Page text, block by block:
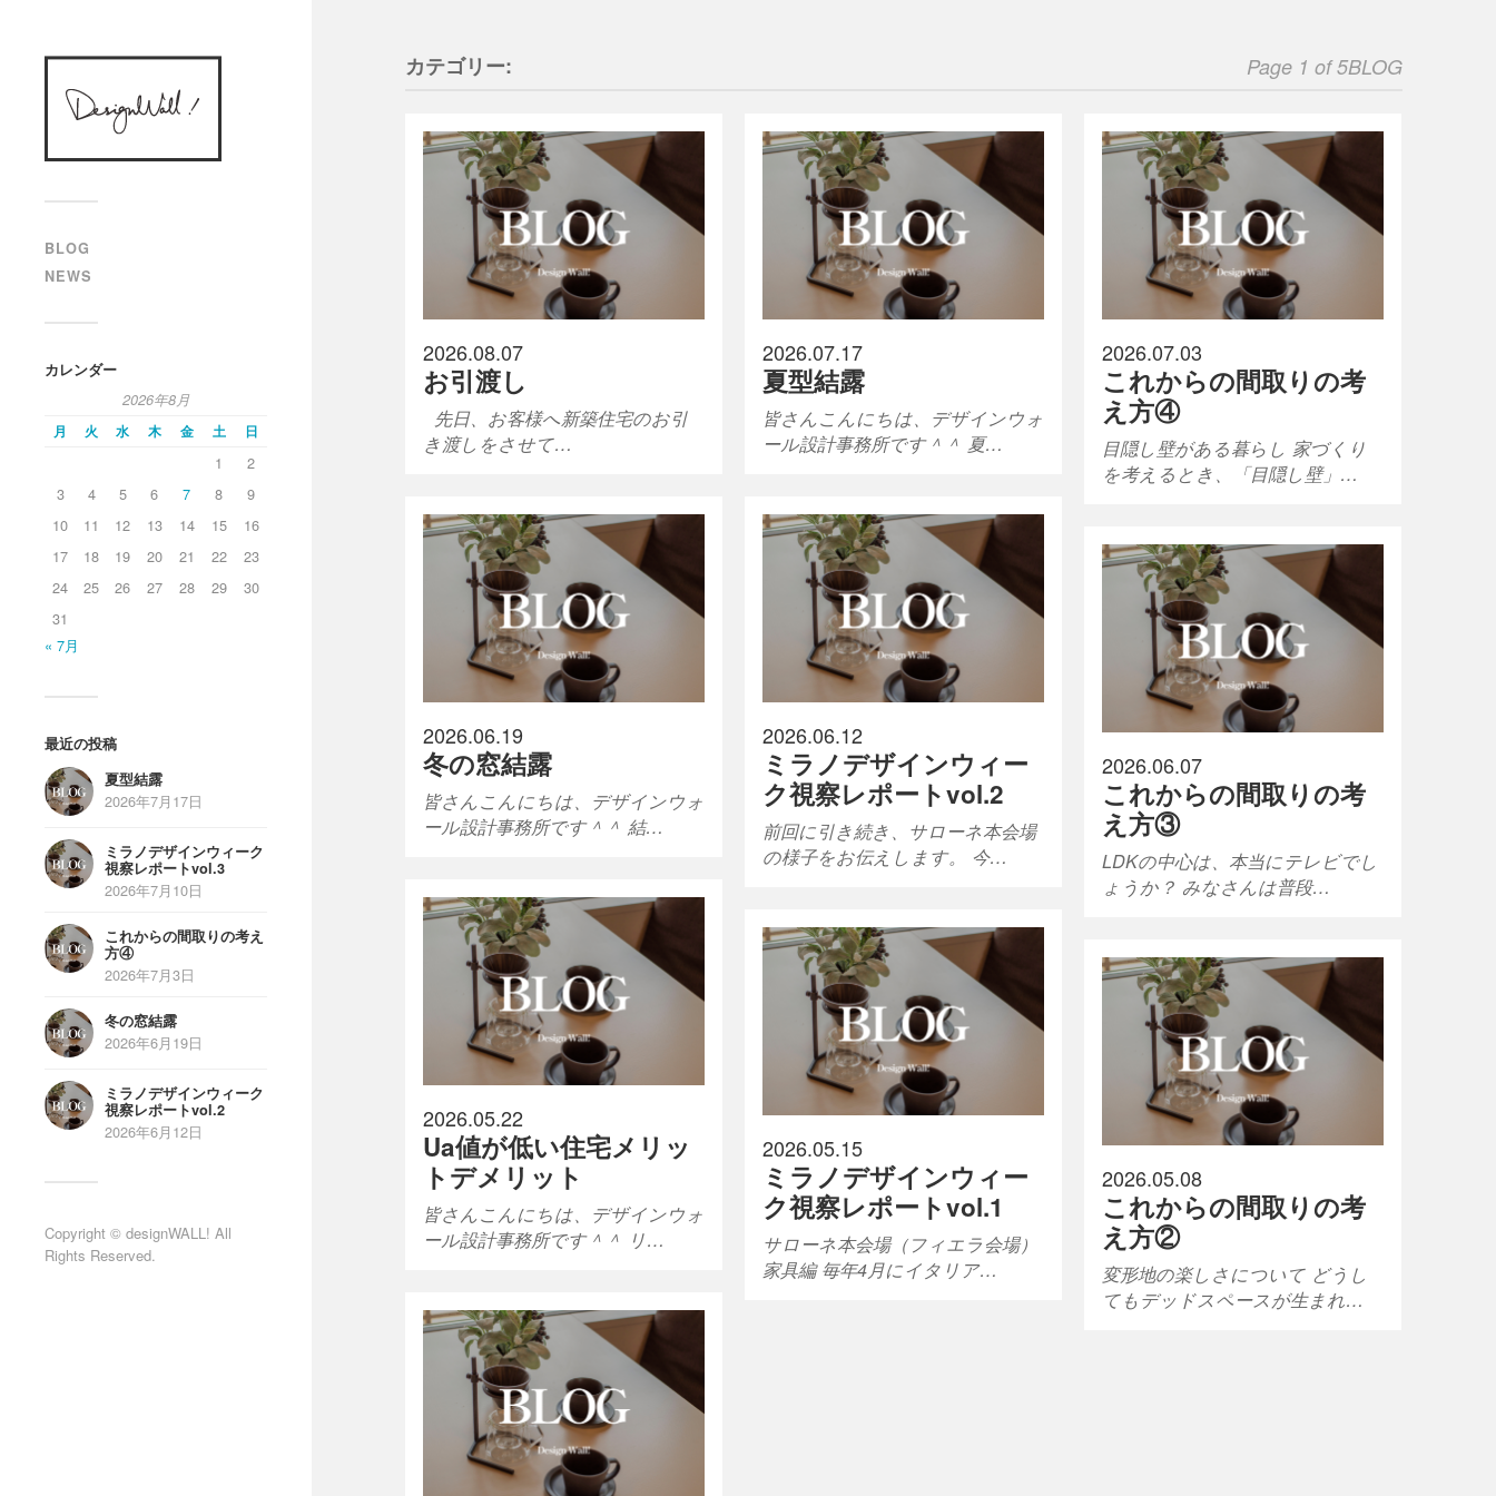
BLOG
NEWS
カレンダー
2026年8月
月 火 水 木 金 土 日
1
2
3
4 5 6 7 8
9
10
11 12 13 14 15
16
17
18 19 20 21 22
23
24
25 26 27 28 29
30
31
« 7月
最近の投稿
夏型結露
2026年7月17日
ミラノデザインウィーク
視察レポートvol.3
2026年7月10日
これからの間取りの考え
方④
2026年7月3日
冬の窓結露
2026年6月19日
ミラノデザインウィーク
視察レポートvol.2
2026年6月12日
Copyright © designWALL! All
Rights Reserved.
カテゴリー: BLOG
Page 1 of 5
2026.08.07
お引渡し
先日、お客様へ新築住宅のお引
き渡しをさせて…
2026.07.17
夏型結露
皆さんこんにちは、デザインウォ
ール設計事務所です＾＾ 夏…
2026.07.03
これからの間取りの考
え方④
目隠し壁がある暮らし 家づくり
を考えるとき、「目隠し壁」…
2026.06.19
冬の窓結露
皆さんこんにちは、デザインウォ
ール設計事務所です＾＾ 結…
2026.06.12
ミラノデザインウィー
ク視察レポートvol.2
前回に引き続き、サローネ本会場
の様子をお伝えします。 今…
2026.06.07
これからの間取りの考
え方③
LDKの中心は、本当にテレビでし
ょうか？ みなさんは普段…
2026.05.22
Ua値が低い住宅メリッ
トデメリット
皆さんこんにちは、デザインウォ
ール設計事務所です＾＾ リ…
2026.05.15
ミラノデザインウィー
ク視察レポートvol.1
サローネ本会場（フィエラ会場）
家具編 毎年4月にイタリア…
2026.05.08
これからの間取りの考
え方②
変形地の楽しさについて どうし
てもデッドスペースが生まれ…